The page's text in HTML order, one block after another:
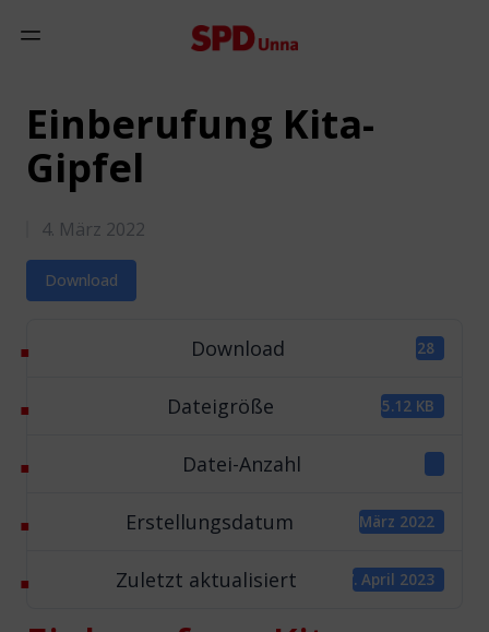
Mobiles Menü anzeigen
Einberufung Kita-
Gipfel
4. März 2022
Download
Download 1128
Dateigröße 285.12 KB
Datei-Anzahl
Erstellungsdatum 4. März 2022
Zuletzt aktualisiert 27. April 2023